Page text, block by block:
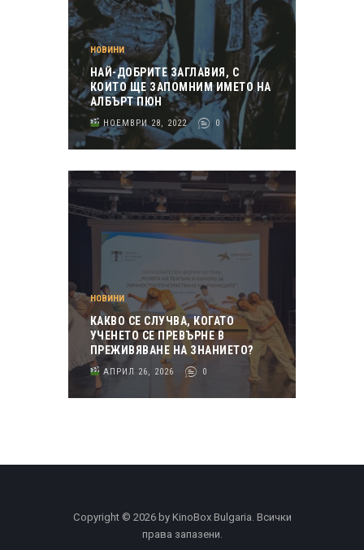
НОВИНИ
НАЙ-ДОБРИТЕ ЗАГЛАВИЯ, С
КОИТО ЩЕ ЗАПОМНИМ ИМЕТО НА
АЛБЪРТ ПЮН
НОЕМВРИ 28, 2022 0
НОВИНИ
КАКВО СЕ СЛУЧВА, КОГАТО
УЧЕНЕТО СЕ ПРЕВЪРНЕ В
ПРЕЖИВЯВАНЕ НА ЗНАНИЕТО?
АПРИЛ 26, 2026 0
Copyright © 2026 by KinoBox Bulgaria. Всички
права запазени.